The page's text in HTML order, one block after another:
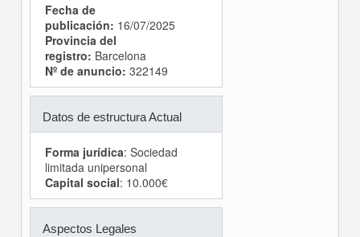
Fecha de
publicación: 16/07/2025
Provincia del
registro: Barcelona
Nº de anuncio: 322149
Datos de estructura Actual
Forma jurídica: Sociedad
limitada unipersonal
Capital social: 10.000€
Aspectos Legales